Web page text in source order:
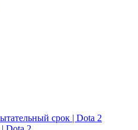
срок | Dota 2